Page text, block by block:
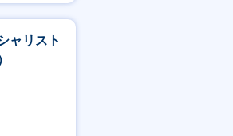
ャリスト